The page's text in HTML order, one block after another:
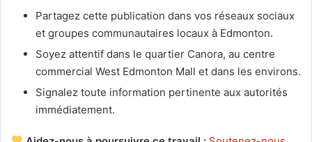
Partagez cette publication dans vos réseaux sociaux
et groupes communautaires locaux à Edmonton.
Soyez attentif dans le quartier Canora, au centre
commercial West Edmonton Mall et dans les environs.
Signalez toute information pertinente aux autorités
immédiatement.